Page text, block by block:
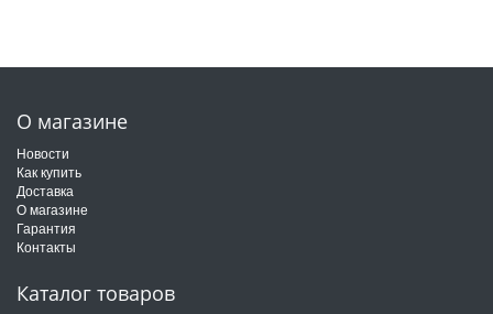
О магазине
Новости
Как купить
Доставка
О магазине
Гарантия
Контакты
Каталог товаров